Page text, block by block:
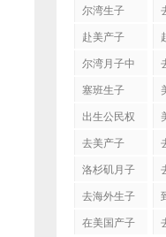
尔湾生子
赴美产子
尔湾月子中
塞班生子
出生公民权
去美产子
洛杉矶月子
去海外生子
在美国产子